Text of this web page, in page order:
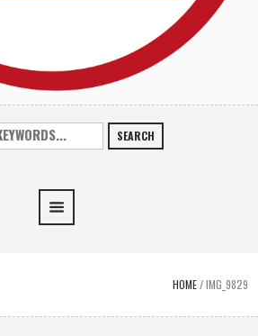
SEARCH
HOME/IMG_9829